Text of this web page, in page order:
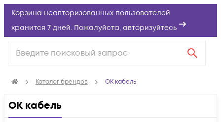
Корзина неавторизованных пользователей
хранится 7 дней. Пожалуйста, авторизуйтесь
Каталог брендов ОК кабель
ОК кабель